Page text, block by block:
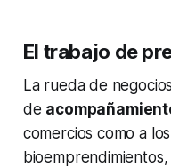
El trabajo de
La rueda de
de
comercios como a